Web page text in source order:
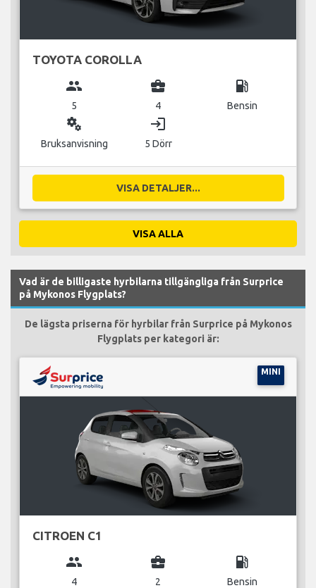
TOYOTA COROLLA
group
5
business_center
4
local_gas_station
Bensin
miscellaneous_services
Bruksanvisning
login
5 Dörr
VISA DETALJER...
VISA ALLA
Vad är de billigaste hyrbilarna tillgängliga från Surprice
på Mykonos Flygplats?
De lägsta priserna för hyrbilar från Surprice på Mykonos
Flygplats per kategori är:
MINI
CITROEN C1
group
4
business_center
2
local_gas_station
Bensin